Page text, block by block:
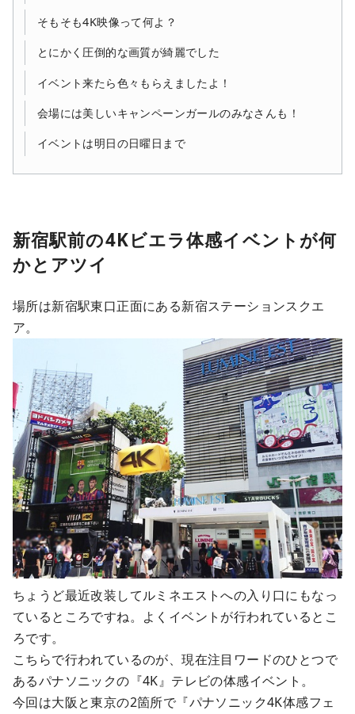
そもそも4K映像って何よ？
とにかく圧倒的な画質が綺麗でした
イベント来たら色々もらえましたよ！
会場には美しいキャンペーンガールのみなさんも！
イベントは明日の日曜日まで
新宿駅前の4Kビエラ体感イベントが何
かとアツイ
場所は新宿駅東口正面にある新宿ステーションスクエ
ア。
ちょうど最近改装してルミネエストへの入り口にもなっ
ているところですね。よくイベントが行われているとこ
ろです。
こちらで行われているのが、現在注目ワードのひとつで
あるパナソニックの『4K』テレビの体感イベント。
今回は大阪と東京の2箇所で『パナソニック4K体感フェ